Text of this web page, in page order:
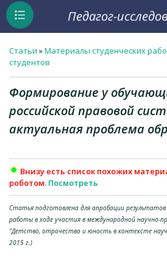
Педагог-
Статьи »Материалы студенческих
студентов
Формирование у
российской правовой
актуальная проблема
Внизу есть список похожих
роботом. Посмотреть
Статья подготовлена для апробации
работы в ходе участия в международной научно-
"Детство, отрочество и юность в контексте
2015 г.)